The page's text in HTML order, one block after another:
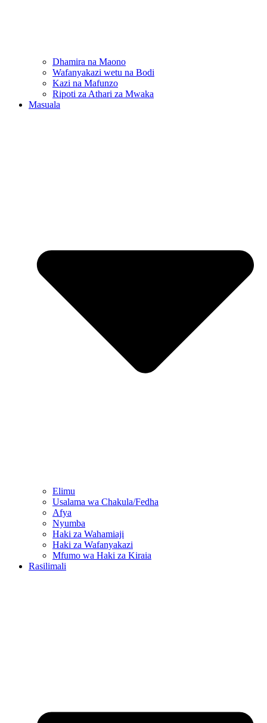
Dhamira na Maono
Wafanyakazi wetu na Bodi
Kazi na Mafunzo
Ripoti za Athari za Mwaka
Masuala
Elimu
Usalama wa Chakula/Fedha
Afya
Nyumba
Haki za Wahamiaji
Haki za Wafanyakazi
Mfumo wa Haki za Kiraia
Rasilimali